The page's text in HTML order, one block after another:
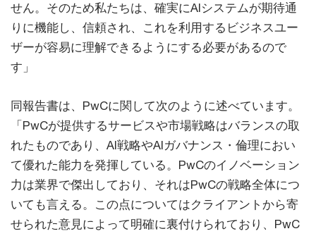
せん。そのため私たちは、確実にAIシステムが期待通
りに機能し、信頼され、これを利用するビジネスユー
ザーが容易に理解できるようにする必要があるので
す」
同報告書は、PwCに関して次のように述べています。
「PwCが提供するサービスや市場戦略はバランスの取
れたものであり、AI戦略やAIガバナンス・倫理におい
て優れた能力を発揮している。PwCのイノベーション
力は業界で傑出しており、それはPwCの戦略全体につ
いても言える。この点についてはクライアントから寄
せられた意見によって明確に裏付けられており、PwC